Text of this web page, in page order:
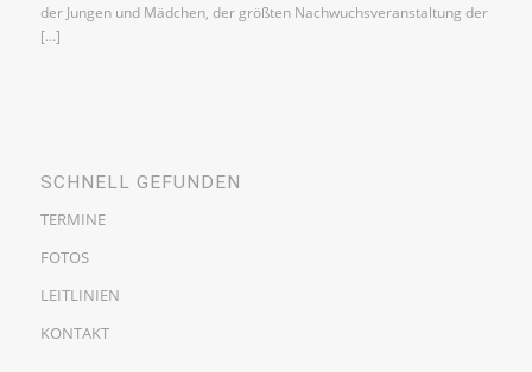
der Jungen und Mädchen, der größten Nachwuchsveranstaltung der
[…]
SCHNELL GEFUNDEN
TERMINE
FOTOS
LEITLINIEN
KONTAKT